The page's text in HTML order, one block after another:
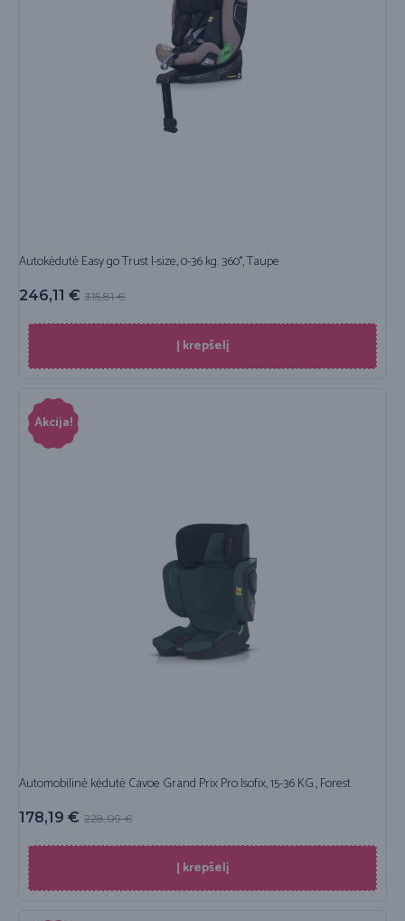
Autokėdutė Easy go Trust I-size, 0-36 kg. 360°, Taupe
315,81€
246,11 €
Į krepšelį
Akcija!
Automobilinė kėdutė Cavoe Grand Prix Pro Isofix, 15-36 KG., Forest
228,09€
178,19 €
Į krepšelį